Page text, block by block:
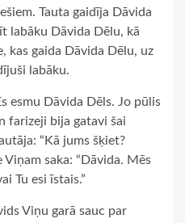
Tauta gaidīja Dāvida
labāku Dāvida Dēlu, kā
kas gaida Dāvida Dēlu, uz
labāku.
esmu Dāvida Dēls. Jo pūlis
farizeji bija gatavi šai
“Kā jums šķiet?
Viņam saka: “Dāvida. Mēs
Tu esi īstais.”
Viņu garā sauc par